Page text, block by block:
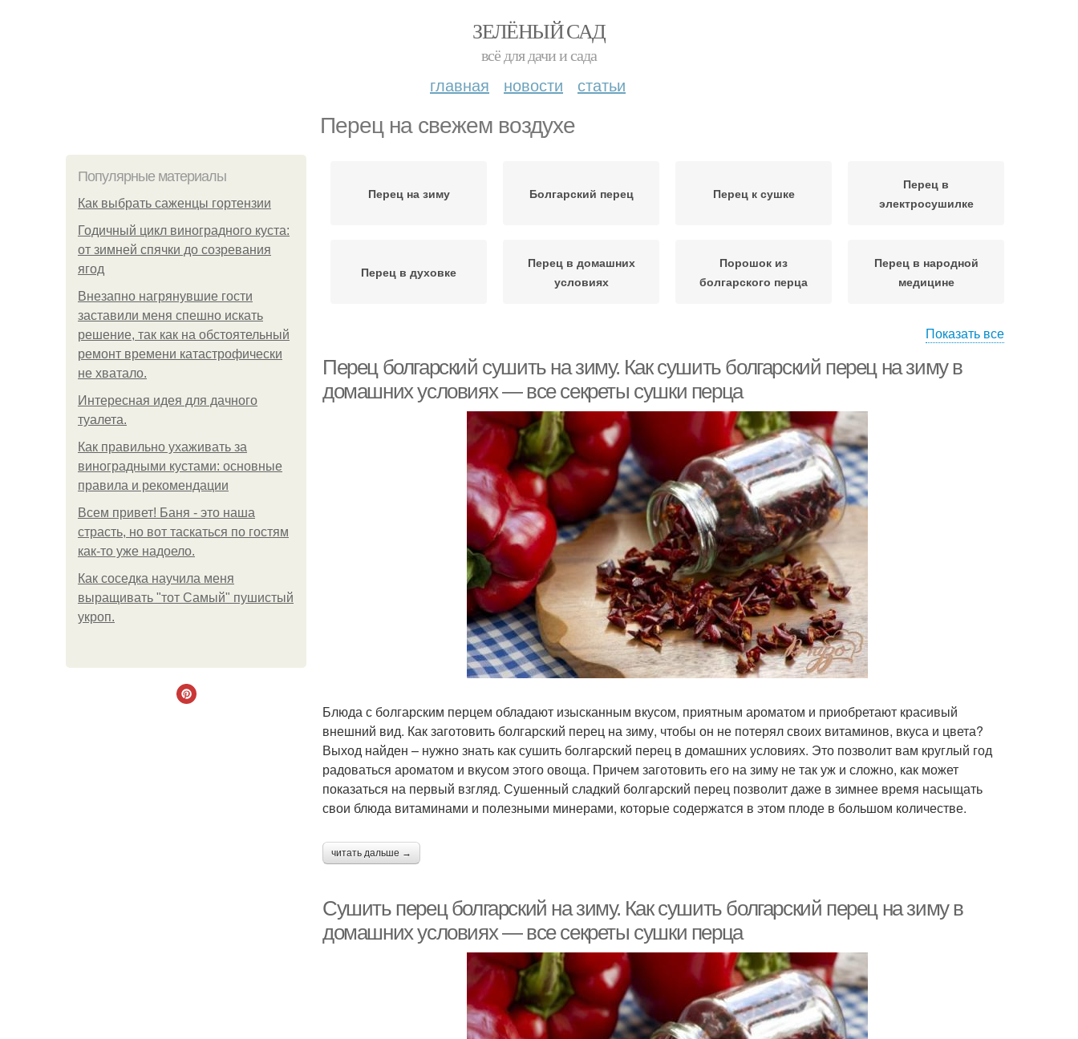
ЗЕЛЁНЫЙ САД
всё для дачи и сада
главная новости статьи
Перец на свежем воздухе
Популярные материалы
Как выбрать саженцы гортензии
Годичный цикл виноградного куста:
от зимней спячки до созревания
ягод
Внезапно нагрянувшие гости
заставили меня спешно искать
решение, так как на обстоятельный
ремонт времени катастрофически
не хватало.
Интересная идея для дачного
туалета.
Как правильно ухаживать за
виноградными кустами: основные
правила и рекомендации
Всем привет! Баня - это наша
страсть, но вот таскаться по гостям
как-то уже надоело.
Как соседка научила меня
выращивать "тот Самый" пушистый
укроп.
Перец на зиму Болгарский перец Перец к сушке
Перец в
электросушилке
Перец в духовке
Перец в домашних
условиях
Порошок из
болгарского перца
Перец в народной
медицине
Показать все
Перец болгарский сушить на зиму. Как сушить болгарский перец на зиму в
домашних условиях — все секреты сушки перца
Блюда с болгарским перцем обладают изысканным вкусом, приятным ароматом и приобретают красивый
внешний вид. Как заготовить болгарский перец на зиму, чтобы он не потерял своих витаминов, вкуса и цвета?
Выход найден – нужно знать как сушить болгарский перец в домашних условиях. Это позволит вам круглый год
радоваться ароматом и вкусом этого овоща. Причем заготовить его на зиму не так уж и сложно, как может
показаться на первый взгляд. Сушенный сладкий болгарский перец позволит даже в зимнее время насыщать
свои блюда витаминами и полезными минерами, которые содержатся в этом плоде в большом количестве.
читать дальше →
Сушить перец болгарский на зиму. Как сушить болгарский перец на зиму в
домашних условиях — все секреты сушки перца